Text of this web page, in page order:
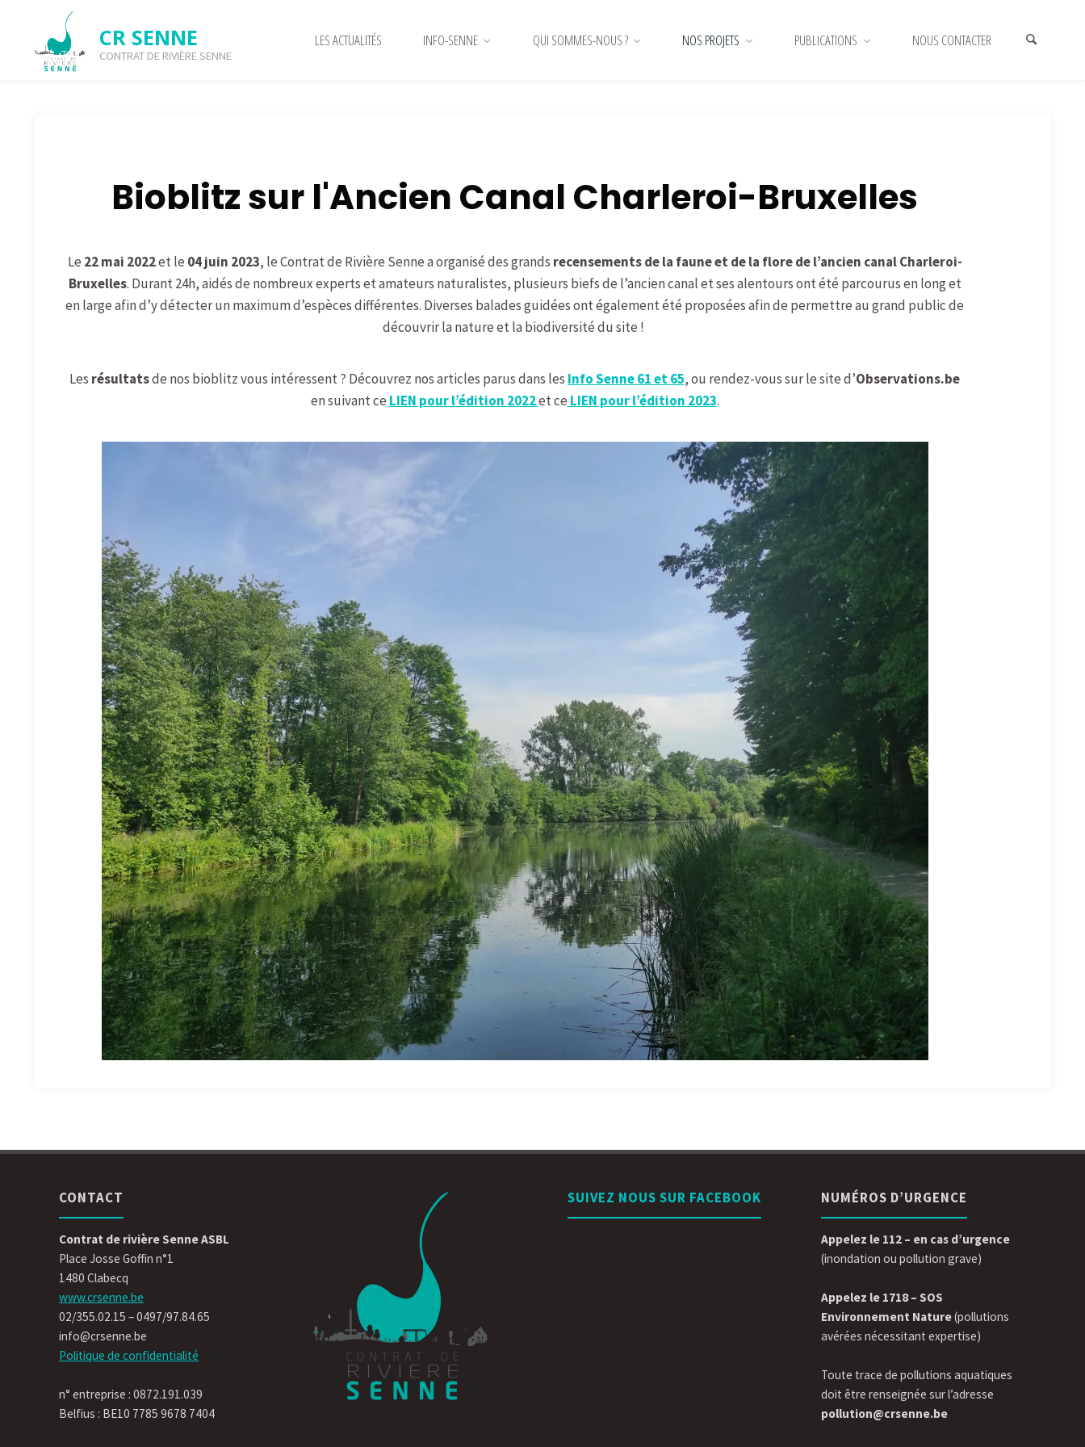
CR SENNE
CONTRAT DE RIVIÈRE SENNE
LES ACTUALITÉS INFO-SENNE QUI SOMMES-NOUS ? NOS PROJETS PUBLICATIONS NOUS CONTACTER
Bioblitz
Bioblitz sur l'Ancien Canal Charleroi-Bruxelles
Le 22 mai 2022et le 04 juin 2023, le Contrat de Rivière Senne a organisé des grands recensements de la faune et de la flore de l’ancien canal Charleroi-
Bruxelles. Durant 24h, aidés de nombreux expertset amateurs naturalistes, plusieurs biefs de l’ancien canal et ses alentours ont été parcourus en long et
en large afin d’y détecter un maximum d’espèces différentes. Diverses balades guidéesont également été proposées afin de permettreau grand public de
découvrirla natureet la biodiversitédu site !
Les résultatsde nos bioblitz vous intéressent ? Découvrez nos articles parus dans les Info Senne 61 et 65, ou rendez-vous sur le site d’Observations.be
en suivant ce LIEN pour l’édition 2022et ce LIEN pour l’édition 2023.
CONTACT
Contrat de rivière Senne ASBL
Place Josse Goffin n°1
1480 Clabecq
www.crsenne.be
02/355.02.15 – 0497/97.84.65
info@crsenne.be
Politique de confidentialité
n° entreprise : 0872.191.039
Belfius : BE10 7785 9678 7404
SUIVEZ NOUS SUR FACEBOOK NUMÉROS D’URGENCE
Appelez le 112 – en cas d’urgence
(inondation ou pollution grave)
Appelez le 1718 – SOS
Environnement Nature(pollutions
avérées nécessitant expertise)
Toute trace de pollutions aquatiques
doit être renseignée sur l’adresse
pollution@crsenne.be